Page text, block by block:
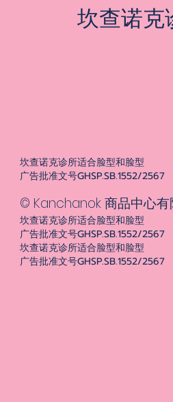
坎查诺克
坎查诺克诊所适合脸型和脸型
广告批准文号GHSP.SB.1552/2567
© Kanchanok 商品中心
坎查诺克诊所适合脸型和脸型
广告批准文号GHSP.SB.1552/2567
坎查诺克诊所适合脸型和脸型
广告批准文号GHSP.SB.1552/2567